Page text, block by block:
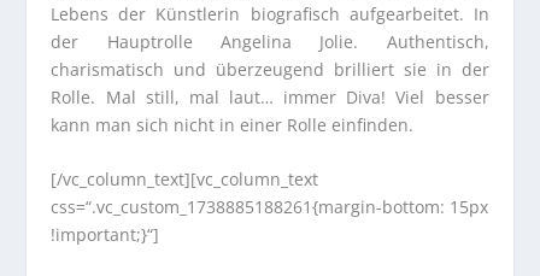
Lebens der Künstlerin biografisch aufgearbeitet. In
der Hauptrolle Angelina Jolie. Authentisch,
charismatisch und überzeugend brilliert sie in der
Rolle. Mal still, mal laut… immer Diva! Viel besser
kann man sich nicht in einer Rolle einfinden.
[/vc_column_text][vc_column_text
css=“.vc_custom_1738885188261{margin-bottom: 15px
!important;}“]